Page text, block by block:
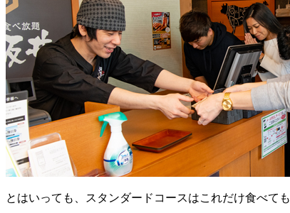
とはいっても、スタンダードコースはこれだけ食べても